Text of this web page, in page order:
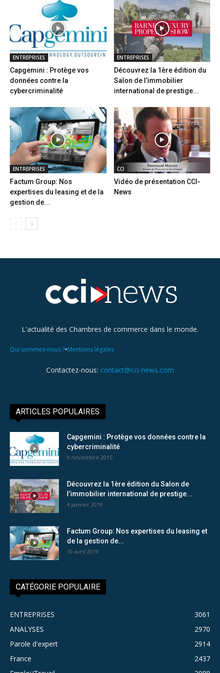
ENTREPRISES
Capgemini : Protège vos
données contre la
cybercriminalité
ENTREPRISES
Découvrez la 1ère édition du
Salon de l’immobilier
international de prestige...
ENTREPRISES
Factum Group: Nos
expertises du leasing et de la
gestion de...
CCI
Vidéo de présentation CCI-
News
L'actualité des Chambres de commerce dans le monde.
Qui sommes-nous ?•Mentions légales
Contactez-nous: contact@cci-news.com
ARTICLES POPULAIRES
Capgemini : Protège vos données contre la
cybercriminalité
9 novembre 2015
Découvrez la 1ère édition du Salon de
l’immobilier international de prestige...
4 janvier 2019
Factum Group: Nos expertises du leasing et
de la gestion de...
10 avril 2019
CATÉGORIE POPULAIRE
ENTREPRISES
3061
ANALYSES
2970
Parole d'expert
2914
France
2437